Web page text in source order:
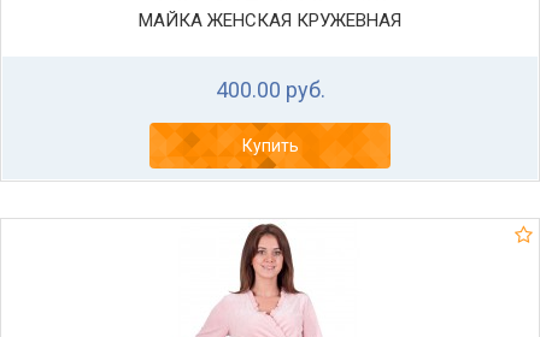
МАЙКА ЖЕНСКАЯ КРУЖЕВНАЯ
400.00 руб.
Купить